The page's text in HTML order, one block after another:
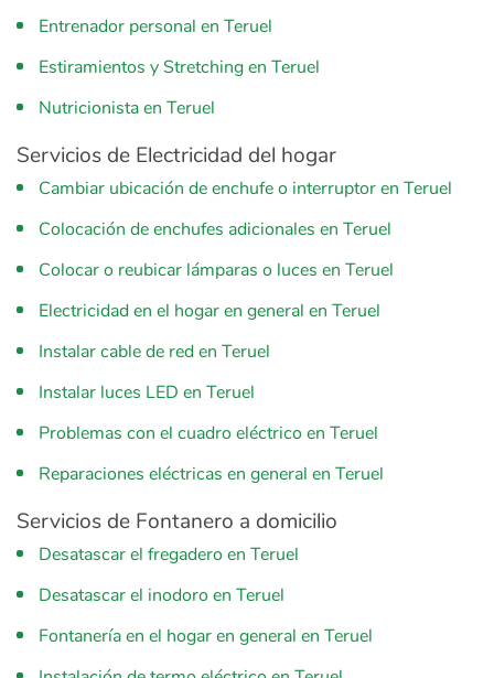
Entrenador personal en Teruel
Estiramientos y Stretching en Teruel
Nutricionista en Teruel
Servicios de Electricidad del hogar
Cambiar ubicación de enchufe o interruptor en Teruel
Colocación de enchufes adicionales en Teruel
Colocar o reubicar lámparas o luces en Teruel
Electricidad en el hogar en general en Teruel
Instalar cable de red en Teruel
Instalar luces LED en Teruel
Problemas con el cuadro eléctrico en Teruel
Reparaciones eléctricas en general en Teruel
Servicios de Fontanero a domicilio
Desatascar el fregadero en Teruel
Desatascar el inodoro en Teruel
Fontanería en el hogar en general en Teruel